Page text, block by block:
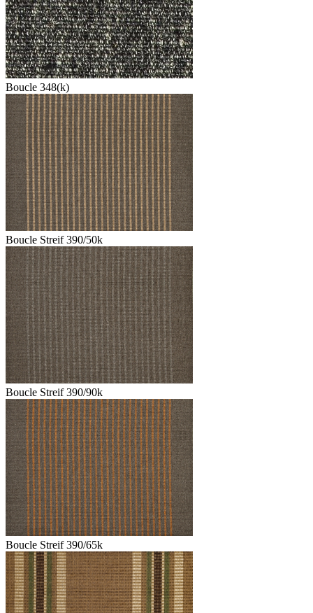
Boucle 348(k)
Boucle Streif 390/50k
Boucle Streif 390/90k
Boucle Streif 390/65k